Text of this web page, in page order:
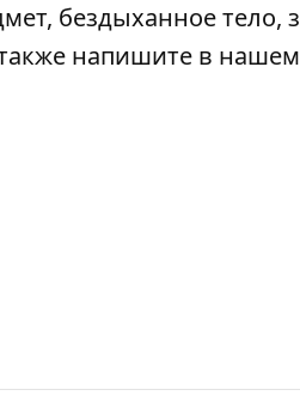
бездыханное тело,
напишите в